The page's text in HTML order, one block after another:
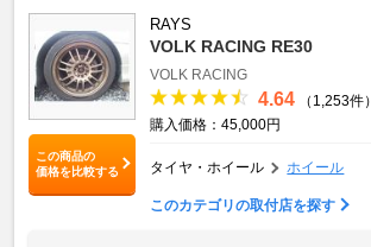
この商品の
価格を比較する
RAYS
VOLK RACING RE30
VOLK RACING
4.64
（1,253件）
購入価格：45,000円
タイヤ・ホイール ホイール
このカテゴリの取付店を探す